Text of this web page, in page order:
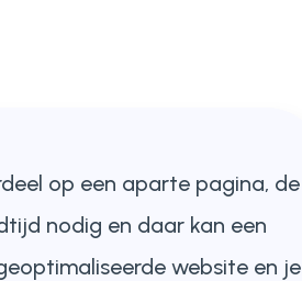
op een aparte pagina, de
nodig en daar kan een
website en je